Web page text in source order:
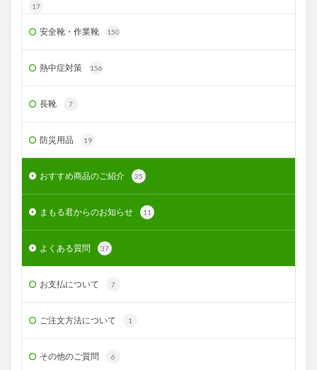
17
安全靴・作業靴 150
熱中症対策 156
長靴 7
防災用品 19
おすすめ商品のご紹介 35
まもる君からのお知らせ 11
よくある質問 37
お支払について 7
ご注文方法について 1
その他のご質問 6